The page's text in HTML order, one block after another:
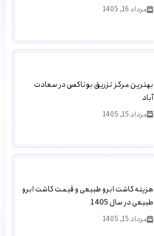
مرداد 16, 1405
بهترین مرکز تزریق بوتاکس در سعادت
آباد
مرداد 15, 1405
هزینه کاشت ابرو طبیعی و قیمت کاشت ابرو
طبیعی در سال 1405
مرداد 15, 1405